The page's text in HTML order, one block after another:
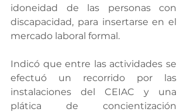
idoneidad de las personas con
discapacidad, para insertarse en el
mercado laboral formal.
Indicó que entre las actividades se
efectuó un recorrido por las
instalaciones del CEIAC y una
plática de concientización